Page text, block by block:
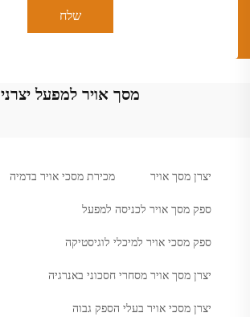
שלח
מסך אויר למפעל יצרני
יצרן מסך אויר מכירת מסכי אויר בדמיה
ספק מסך אויר לכניסה למפעל
ספק מסכי אויר למיכלי לוגיסטיקה
יצרן מסך אויר מסחרי חסכוני באנרגיה
יצרן מסכי אויר בעלי הספק גבוה